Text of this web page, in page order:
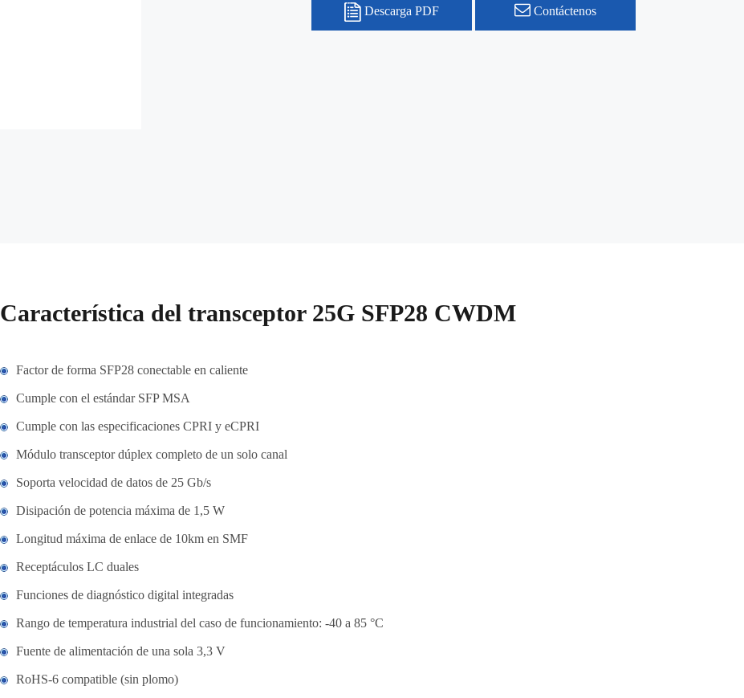
Descarga PDF Contáctenos
Característica del transceptor 25G SFP28 CWDM
Factor de forma SFP28 conectable en caliente
Cumple con el estándar SFP MSA
Cumple con las especificaciones CPRI y eCPRI
Módulo transceptor dúplex completo de un solo canal
Soporta velocidad de datos de 25 Gb/s
Disipación de potencia máxima de 1,5 W
Longitud máxima de enlace de 10km en SMF
Receptáculos LC duales
Funciones de diagnóstico digital integradas
Rango de temperatura industrial del caso de funcionamiento: -40 a 85 °C
Fuente de alimentación de una sola 3,3 V
RoHS-6 compatible (sin plomo)